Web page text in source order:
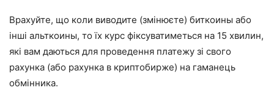
Врахуйте, що коли виводите (змінюєте) биткоины або
інші альткоины, то їх курс фіксуватиметься на 15 хвилин,
які вам даються для проведення платежу зі свого
рахунка (або рахунка в криптобирже) на гаманець
обмінника.